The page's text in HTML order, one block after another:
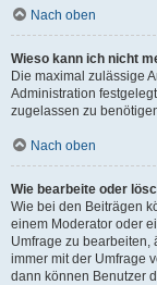
Nach oben
Wieso kann ich nicht
Die maximal zulässige
Administration
zugelassen zu
Nach oben
Wie bearbeite oder
Wie bei den Beiträgen
einem Moderator oder
Umfrage zu bearbeiten,
immer mit der Umfrage
dann können Benutzer